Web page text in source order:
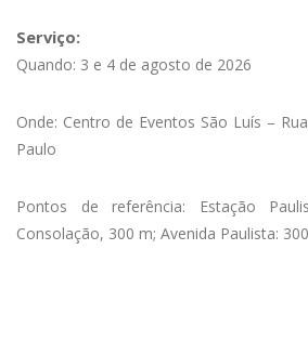
Serviço:
Quando: 3 e 4 de agosto de 2026
Onde: Centro de Eventos São Luís –
Paulo
Pontos de referência: Estação
Consolação, 300 m; Avenida Paulista: